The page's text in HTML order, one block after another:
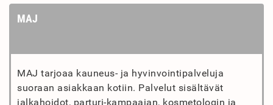
MAJ
MAJ tarjoaa kauneus- ja hyvinvointipalveluja
suoraan asiakkaan kotiin. Palvelut sisältävät
jalkahoidot, parturi-kampaajan, kosmetologin ja